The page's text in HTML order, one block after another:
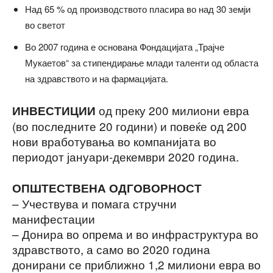
Над 65 % од производството пласира во над 30 земји
во светот
Во 2007 година е основана Фондацијата „Трајче
Мукаетов“ за стипендирање млади таленти од областа
на здравството и на фармацијата.
ИНВЕСТИЦИИ од преку 200 милиони евра
(во последните 20 години) и повеќе од 200
нови вработувања во компанијата во
периодот јануари-декември 2020 година.
ОПШТЕСТВЕНА ОДГОВОРНОСТ
– Учествува и помага стручни
манифестации
– Донира во опрема и во инфраструктура во
здравството, а само во 2020 година
донирани се приближно 1,2 милиони евра во